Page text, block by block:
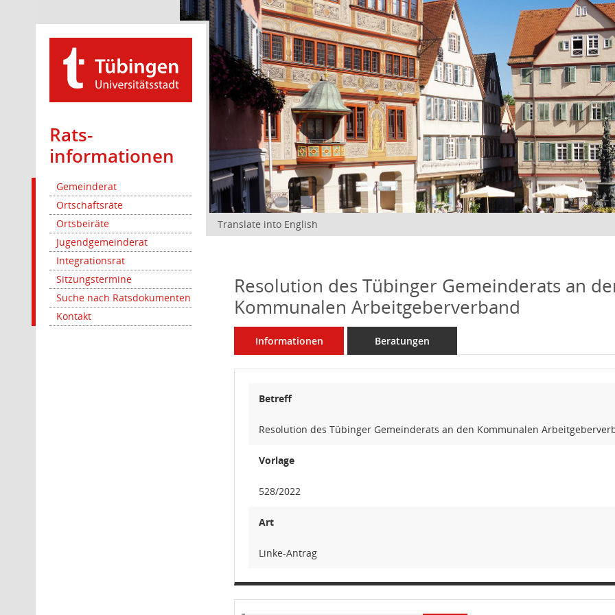
Rats­
informationen
Gemeinderat
Ortschaftsräte
Ortsbeiräte
Jugendgemeinderat
Integrationsrat
Sitzungstermine
Suche nach Ratsdokumenten
Kontakt
Translate into English
Resolution des Tübinger Gemeinderats an
Kommunalen Arbeitgeberverband
Informationen Beratungen
Betreff
Resolution des Tübinger Gemeinderats an den Kommunalen
Vorlage
528/2022
Art
Linke-Antrag